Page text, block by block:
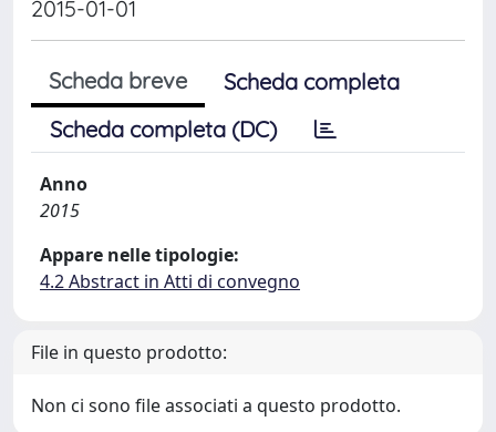
2015-01-01
Scheda breve
Scheda completa
Scheda completa (DC)
Anno
2015
Appare nelle tipologie:
4.2 Abstract in Atti di convegno
File in questo prodotto:
Non ci sono file associati a questo prodotto.